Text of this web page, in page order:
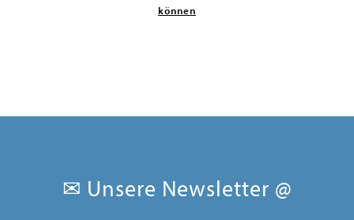
können
✉ Unsere Newsletter @